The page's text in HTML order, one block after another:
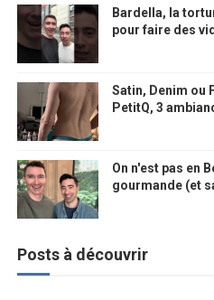
Bardella, la
pour faire des
Satin, Denim ou
PetitQ, 3
On n'est pas en
gourmande (et
Posts à découvrir